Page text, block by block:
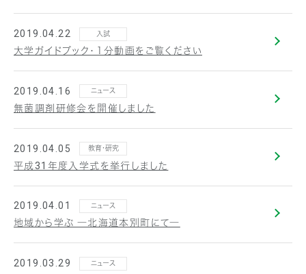
2019.04.22 入試
大学ガイドブック・１分動画をご覧ください
2019.04.16 ニュース
無菌調剤研修会を開催しました
2019.04.05 教育・研究
平成31年度入学式を挙行しました
2019.04.01 ニュース
地域から学ぶ ―北海道本別町にて―
2019.03.29 ニュース